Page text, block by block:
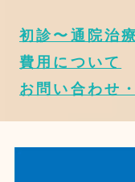
初診〜通院治
費用について
お問い合わせ